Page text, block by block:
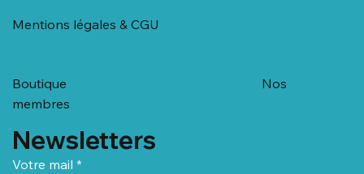
Mentions légales & CGU
Boutique
Nos
membres
Votre mail *
Newsletters